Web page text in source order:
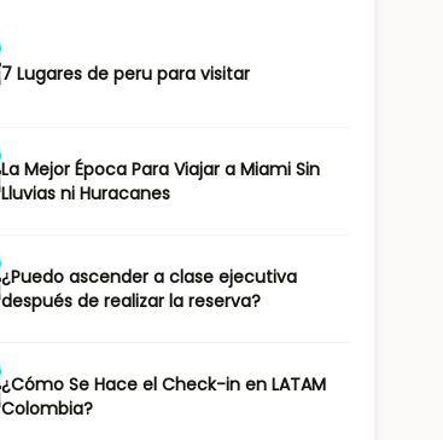
7 Lugares de peru para visitar
La Mejor Época Para Viajar a Miami Sin
Lluvias ni Huracanes
¿Puedo ascender a clase ejecutiva
después de realizar la reserva?
¿Cómo Se Hace el Check-in en LATAM
Colombia?